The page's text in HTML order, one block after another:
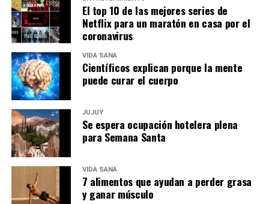
El top 10 de las mejores series de
Netflix para un maratón en casa por el
coronavirus
VIDA SANA
Científicos explican porque la mente
puede curar el cuerpo
JUJUY
Se espera ocupación hotelera plena
para Semana Santa
VIDA SANA
7 alimentos que ayudan a perder grasa
y ganar músculo